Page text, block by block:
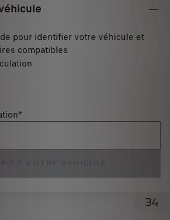
pour identifier votre véhicule et
compatibles
*
34